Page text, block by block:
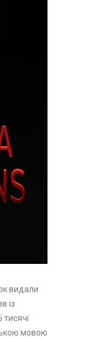
видали
із
мовою